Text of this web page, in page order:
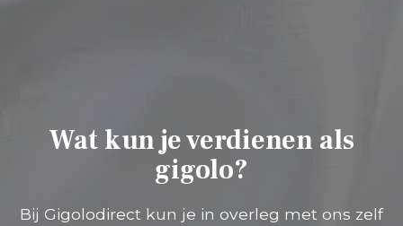
Wat kun je verdienen als
gigolo?
Bij Gigolodirect kun je in overleg met ons zelf